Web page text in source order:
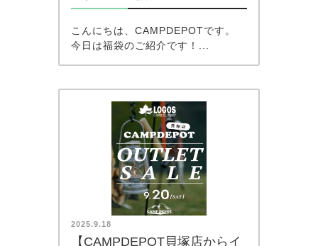
こんにちは、CAMPDEPOTです。
今日は福袋のご紹介です！...
2025.9.18
【CAMPDEPOT貝塚店からイ